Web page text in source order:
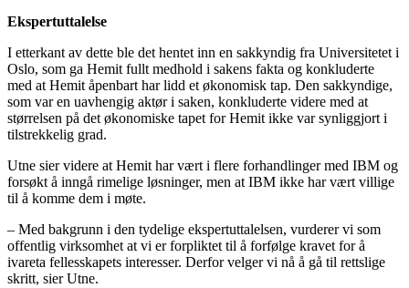
Ekspertuttalelse
I etterkant av dette ble det hentet inn en sakkyndig fra Universitetet i
Oslo, som ga Hemit fullt medhold i sakens fakta og konkluderte
med at Hemit åpenbart har lidd et økonomisk tap. Den sakkyndige,
som var en uavhengig aktør i saken, konkluderte videre med at
størrelsen på det økonomiske tapet for Hemit ikke var synliggjort i
tilstrekkelig grad.
Utne sier videre at Hemit har vært i flere forhandlinger med IBM og
forsøkt å inngå rimelige løsninger, men at IBM ikke har vært villige
til å komme dem i møte.
– Med bakgrunn i den tydelige ekspertuttalelsen, vurderer vi som
offentlig virksomhet at vi er forpliktet til å forfølge kravet for å
ivareta fellesskapets interesser. Derfor velger vi nå å gå til rettslige
skritt, sier Utne.